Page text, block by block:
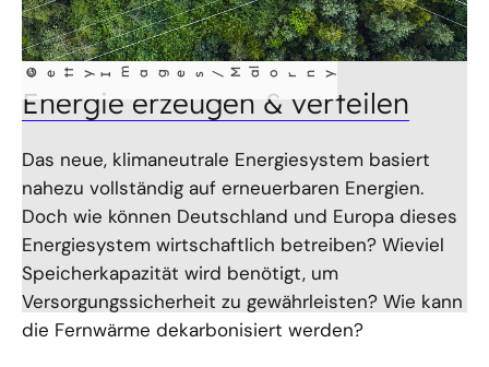
© Get
t y I
m
ages/
Ma
l orny
Energie erzeugen & verteilen
Das neue, klimaneutrale Energiesystem basiert
nahezu vollständig auf erneuerbaren Energien.
Doch wie können Deutschland und Europa dieses
Energiesystem wirtschaftlich betreiben? Wieviel
Speicherkapazität wird benötigt, um
Versorgungssicherheit zu gewährleisten? Wie kann
die Fernwärme dekarbonisiert werden?